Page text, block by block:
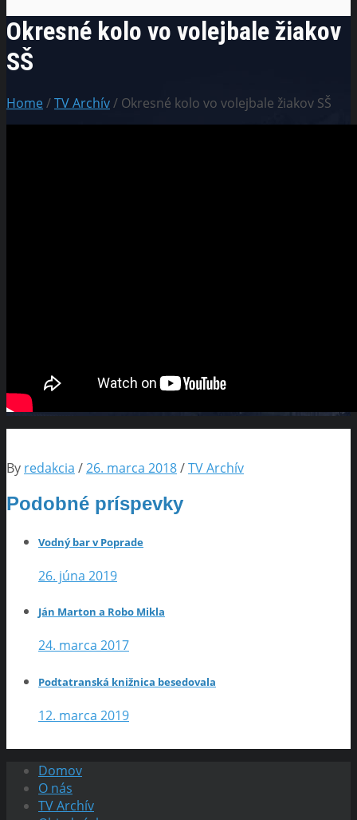
Okresné kolo vo volejbale žiakov
SŠ
Home/TV Archív/ Okresné kolo vo volejbale žiakov SŠ
By redakcia /26. marca 2018/TV Archív
Podobné príspevky
Vodný bar v Poprade
26. júna 2019
Ján Marton a Robo Mikla
24. marca 2017
Podtatranská knižnica besedovala
12. marca 2019
Domov
O nás
TV Archív